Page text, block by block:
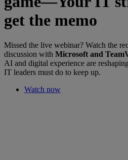
get the memo
Missed the live webinar? Watch the
discussion with Microsoft and
AI and digital experience are
IT leaders must do to keep up.
Watch now